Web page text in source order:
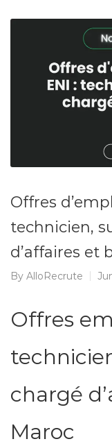
Offres
technicien,
d’affaires et
By AlloRecrute
Offres
chargé
Maroc